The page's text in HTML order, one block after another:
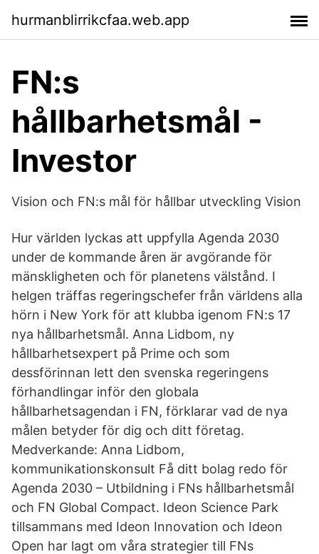
hurmanblirrikcfaa.web.app
FN:s
hållbarhetsmål -
Investor
Vision och FN:s mål för hållbar utveckling Vision
Hur världen lyckas att uppfylla Agenda 2030
under de kommande åren är avgörande för
mänskligheten och för planetens välstånd. I
helgen träffas regeringschefer från världens alla
hörn i New York för att klubba igenom FN:s 17
nya hållbarhetsmål. Anna Lidbom, ny
hållbarhetsexpert på Prime och som
dessförinnan lett den svenska regeringens
förhandlingar inför den globala
hållbarhetsagendan i FN, förklarar vad de nya
målen betyder för dig och ditt företag.
Medverkande: Anna Lidbom,
kommunikationskonsult Få ditt bolag redo för
Agenda 2030 – Utbildning i FNs hållbarhetsmål
och FN Global Compact. Ideon Science Park
tillsammans med Ideon Innovation och Ideon
Open har lagt om våra strategier till FNs